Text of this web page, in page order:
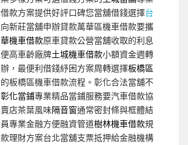
款方案提供好評口碑您當舖借錢選擇台
新莊當舖申辦貸款萬華區機車借款要攜
機車借款原車貸款公營當舖收取的利息
高車齡廠牌土城機車借款小額資金週轉
，最便利借錢紓困方案周轉選擇板橋區
板橋區機車借款流程。彰化合法當舖不
彰化當鋪專業精品當鋪服務要汽車借款協
店茶葉風味隔音窗通常密封條與框體結
專業金融方便融資管道樹林機車借款規
理財方案台北當舖支票抵押給金融機構